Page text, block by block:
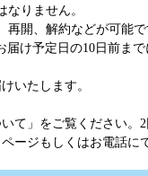
りません。
開、解約などが可能で
け予定日の10日前ま
いたします。
て」をご覧ください。
ージもしくはお電話に